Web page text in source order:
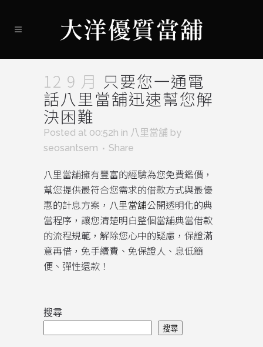
12 9 月 只要您一通電
話八里當舖迅速幫您解
決困難
Posted at 00:52h in 八里當舖 by
seosantsem
Share
八里當舖擁有豐富的經驗為您免費鑑價，
幫您提供最符合您需求的借款方式與最優
惠的計息方案， 八里當舖公開透明化的典
當程序，讓您清楚明白整個當舖典當借款
的流程規範，解除您心中的疑慮，保證滿
意再借，免手續費、免保證人、息低簡
便、彈性還款！
搜尋
搜尋